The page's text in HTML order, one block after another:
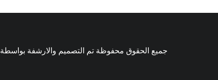
جميع الحقوق محفوظة تم التصميم والارشفة بواسطة